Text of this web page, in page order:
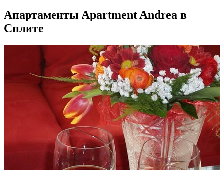
Апартаменты Apartment Andrea в
Сплите